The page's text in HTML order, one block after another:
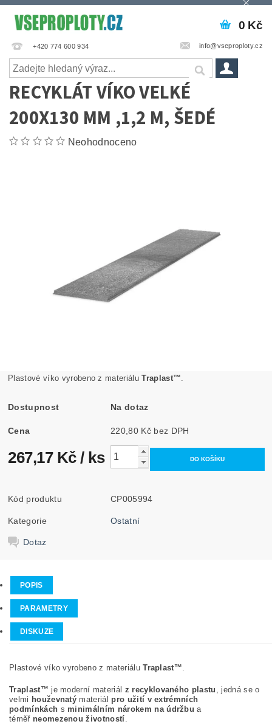
+420 774 600 934 info@vseproploty.cz
0 Kč
RECYKLÁT VÍKO VELKÉ
200X130 MM ,1,2 M, ŠEDÉ
Neohodnoceno
Plastové víko vyrobeno z materiáluTraplast™
Dostupnost Na dotaz
Cena 220,80 Kč bez DPH
267,17 Kč/ ks
Kód produktu CP005994
Kategorie Ostatní
Dotaz
POPIS
PARAMETRY
DISKUZE
Plastové víko vyrobeno z materiáluTraplast™.
Traplast™ je moderní materiál z recyklovaného plastu , jedná se o
velmi houževnatý materiál pro užití v extrémních
podmínkách s minimálním nárokem na údržbu a
téměřneomezenou životností.